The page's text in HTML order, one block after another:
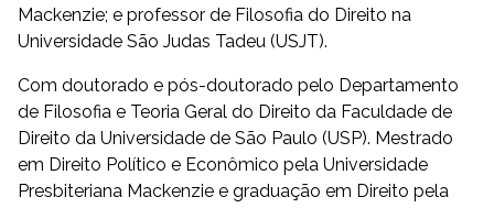
Mackenzie; e professor de Filosofia do Direito na
Universidade São Judas Tadeu (USJT).
Com doutorado e pós-doutorado pelo Departamento
de Filosofia e Teoria Geral do Direito da Faculdade de
Direito da Universidade de São Paulo (USP). Mestrado
em Direito Político e Econômico pela Universidade
Presbiteriana Mackenzie e graduação em Direito pela